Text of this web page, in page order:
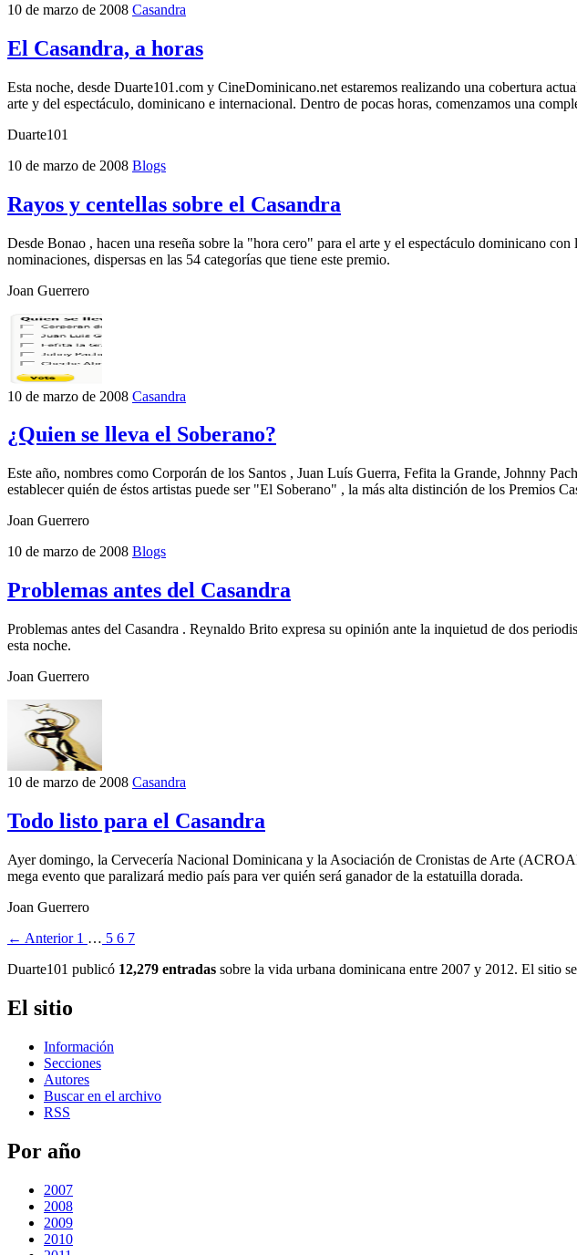
10 de marzo de 2008 Casandra
El Casandra, a horas
Esta noche, desde Duarte101.com y CineDominicano.net estaremos realizando una cobertura
arte y del espectáculo, dominicano e internacional. Dentro de pocas horas, comenzamos una
Duarte101
10 de marzo de 2008 Blogs
Rayos y centellas sobre el Casandra
Desde Bonao , hacen una reseña sobre la "hora cero" para el arte y el espectáculo dominicano
nominaciones, dispersas en las 54 categorías que tiene este premio.
Joan Guerrero
10 de marzo de 2008 Casandra
¿Quien se lleva el Soberano?
Este año, nombres como Corporán de los Santos , Juan Luís Guerra, Fefita la Grande, Johnny
establecer quién de éstos artistas puede ser "El Soberano" , la más alta distinción de los Premios
Joan Guerrero
10 de marzo de 2008 Blogs
Problemas antes del Casandra
Problemas antes del Casandra . Reynaldo Brito expresa su opinión ante la inquietud de dos
esta noche.
Joan Guerrero
10 de marzo de 2008 Casandra
Todo listo para el Casandra
Ayer domingo, la Cervecería Nacional Dominicana y la Asociación de Cronistas de Arte
mega evento que paralizará medio país para ver quién será ganador de la estatuilla dorada.
Joan Guerrero
← Anterior 1 … 5 6 7
Duarte101 publicó 12,279 entradas sobre la vida urbana dominicana entre 2007 y 2012. El sitio
El sitio
Información
Secciones
Autores
Buscar en el archivo
RSS
Por año
2007
2008
2009
2010